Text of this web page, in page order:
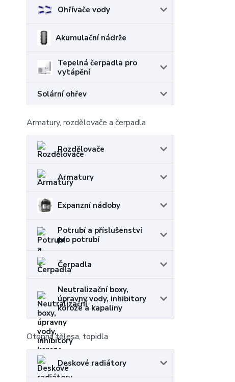
Ohřívače vody
Akumulační nádrže
Tepelná čerpadla pro
vytápění
Solární ohřev
Armatury, rozdělovače a čerpadla
Rozdělovače
Armatury
Expanzní nádoby
Potrubí a příslušenství
pro potrubí
Čerpadla
Neutralizační boxy,
úpravny vody, inhibitory
koroze a kapaliny
Otopná tělesa, topidla
Deskové radiátory